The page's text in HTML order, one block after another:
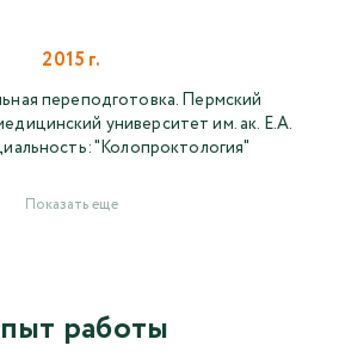
2015 г.
переподготовка. Пермский
университет им. ак. Е.А.
"Колопроктология"
Показать еще
работы